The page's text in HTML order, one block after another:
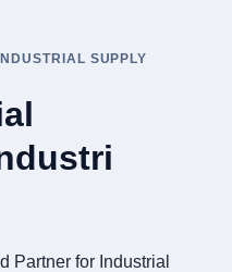
SUPPLY
Partner for Industrial